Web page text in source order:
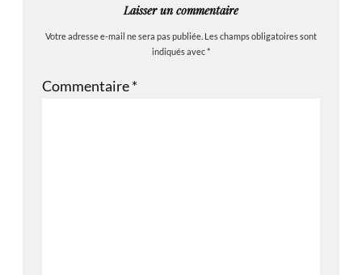
Laisser un commentaire
Votre adresse e-mail ne sera pas publiée. Les champs obligatoires sont
indiqués avec*
Commentaire*